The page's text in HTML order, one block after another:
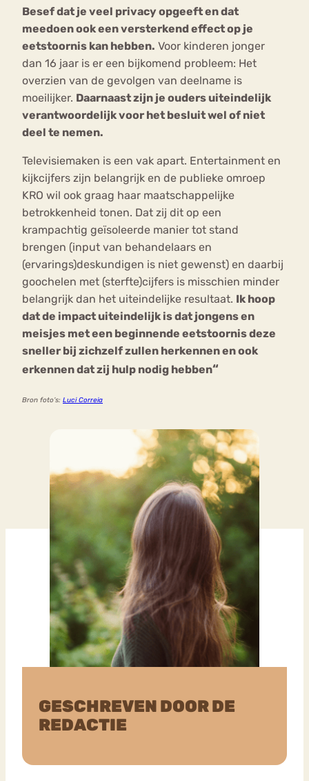
Besef dat je veel privacy opgeeft en dat
meedoen ook een versterkend effect op je
eetstoornis kan hebben. Voor kinderen jonger
dan 16 jaar is er een bijkomend probleem: Het
overzien van de gevolgen van deelname is
moeilijker. Daarnaast zijn je ouders uiteindelijk
verantwoordelijk voor het besluit wel of niet
deel te nemen.
Televisiemaken is een vak apart. Entertainment en
kijkcijfers zijn belangrijk en de publieke omroep
KRO wil ook graag haar maatschappelijke
betrokkenheid tonen. Dat zij dit op een
krampachtig geïsoleerde manier tot stand
brengen (input van behandelaars en
(ervarings)deskundigen is niet gewenst) en daarbij
goochelen met (sterfte)cijfers is misschien minder
belangrijk dan het uiteindelijke resultaat. Ik hoop
dat de impact uiteindelijk is dat jongens en
meisjes met een beginnende eetstoornis deze
sneller bij zichzelf zullen herkennen en ook
erkennen dat zij hulp nodig hebben“
Bron foto’s: Luci Correia
GESCHREVEN DOOR DE
REDACTIE